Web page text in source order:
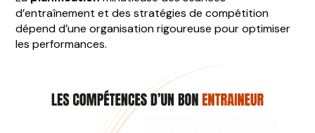
d’entraînement et des stratégies de compétition
dépend d’une organisation rigoureuse pour optimiser
les performances.